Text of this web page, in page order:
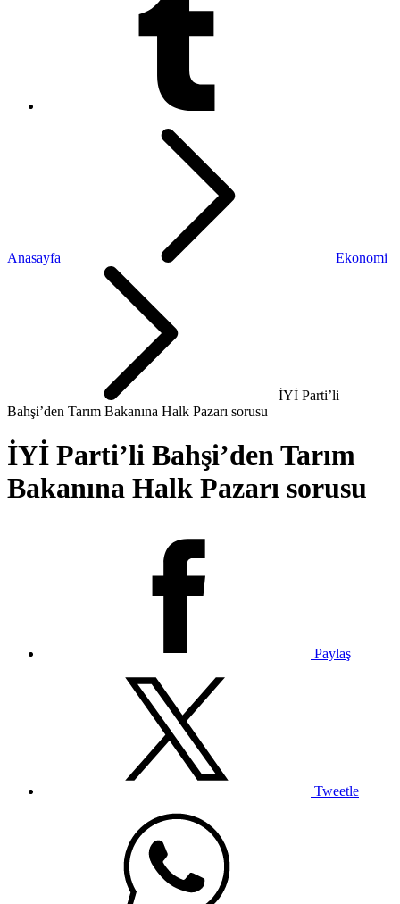
Anasayfa Ekonomi
İYİ Parti’li
Bahşi’den Tarım Bakanına Halk Pazarı sorusu
İYİ Parti’li Bahşi’den Tarım
Bakanına Halk Pazarı sorusu
Paylaş
Tweetle